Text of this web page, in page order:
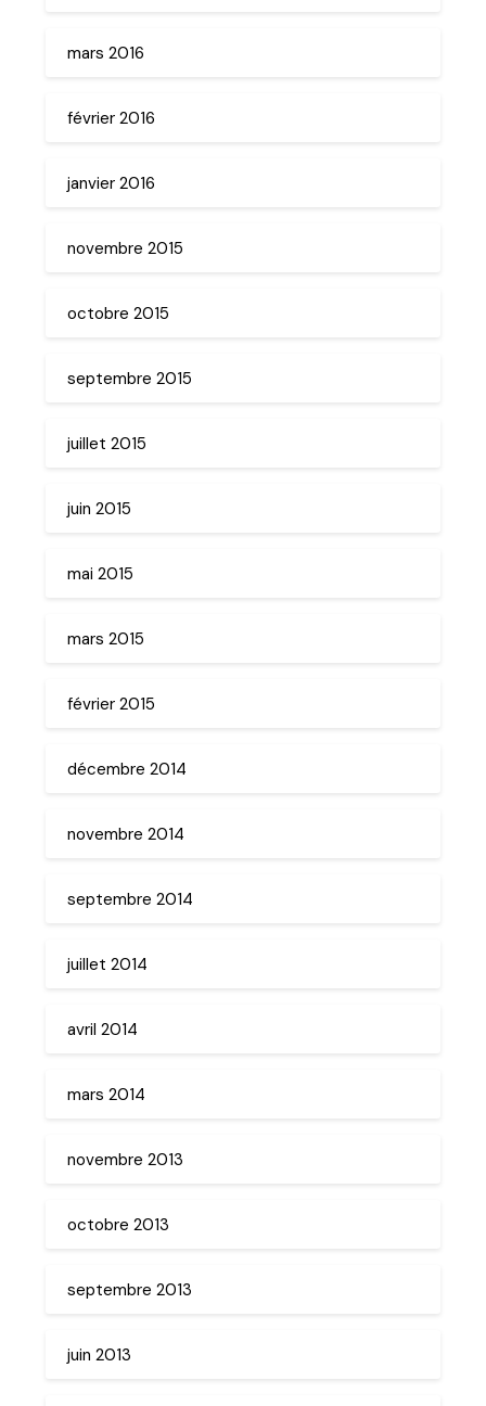
mars 2016
février 2016
janvier 2016
novembre 2015
octobre 2015
septembre 2015
juillet 2015
juin 2015
mai 2015
mars 2015
février 2015
décembre 2014
novembre 2014
septembre 2014
juillet 2014
avril 2014
mars 2014
novembre 2013
octobre 2013
septembre 2013
juin 2013